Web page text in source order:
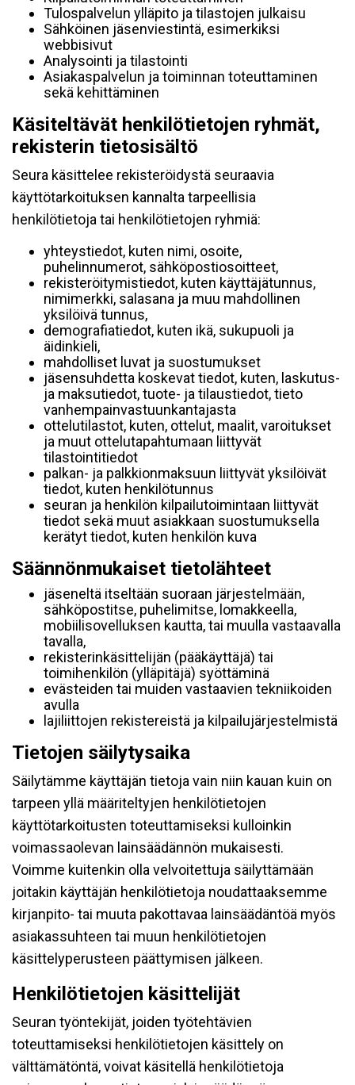
Tulospalvelun ylläpito ja tilastojen julkaisu
Sähköinen jäsenviestintä, esimerkiksi
webbisivut
Analysointi ja tilastointi
Asiakaspalvelun ja toiminnan toteuttaminen
sekä kehittäminen
Käsiteltävät henkilötietojen ryhmät,
rekisterin tietosisältö
Seura käsittelee rekisteröidystä seuraavia
käyttötarkoituksen kannalta tarpeellisia
henkilötietoja tai henkilötietojen ryhmiä:
yhteystiedot, kuten nimi, osoite,
puhelinnumerot, sähköpostiosoitteet,
rekisteröitymistiedot, kuten käyttäjätunnus,
nimimerkki, salasana ja muu mahdollinen
yksilöivä tunnus,
demografiatiedot, kuten ikä, sukupuoli ja
äidinkieli,
mahdolliset luvat ja suostumukset
jäsensuhdetta koskevat tiedot, kuten, laskutus-
ja maksutiedot, tuote- ja tilaustiedot, tieto
vanhempainvastuunkantajasta
ottelutilastot, kuten, ottelut, maalit, varoitukset
ja muut ottelutapahtumaan liittyvät
tilastointitiedot
palkan- ja palkkionmaksuun liittyvät yksilöivät
tiedot, kuten henkilötunnus
seuran ja henkilön kilpailutoimintaan liittyvät
tiedot sekä muut asiakkaan suostumuksella
kerätyt tiedot, kuten henkilön kuva
Säännönmukaiset tietolähteet
jäseneltä itseltään suoraan järjestelmään,
sähköpostitse, puhelimitse, lomakkeella,
mobiilisovelluksen kautta, tai muulla vastaavalla
tavalla,
rekisterinkäsittelijän (pääkäyttäjä) tai
toimihenkilön (ylläpitäjä) syöttäminä
evästeiden tai muiden vastaavien tekniikoiden
avulla
lajiliittojen rekistereistä ja kilpailujärjestelmistä
Tietojen säilytysaika
Säilytämme käyttäjän tietoja vain niin kauan kuin on
tarpeen yllä määriteltyjen henkilötietojen
käyttötarkoitusten toteuttamiseksi kulloinkin
voimassaolevan lainsäädännön mukaisesti.
Voimme kuitenkin olla velvoitettuja säilyttämään
joitakin käyttäjän henkilötietoja noudattaaksemme
kirjanpito- tai muuta pakottavaa lainsäädäntöä myös
asiakassuhteen tai muun henkilötietojen
käsittelyperusteen päättymisen jälkeen.
Henkilötietojen käsittelijät
Seuran työntekijät, joiden työtehtävien
toteuttamiseksi henkilötietojen käsittely on
välttämätöntä, voivat käsitellä henkilötietoja